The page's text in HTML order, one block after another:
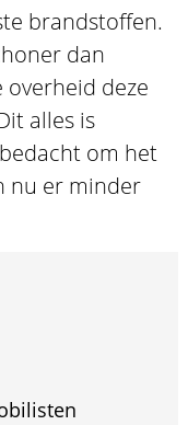
brandstoffen.
dan
overheid deze
alles is
om het
nu er minder